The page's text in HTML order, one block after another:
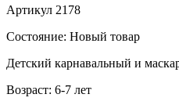
Артикул 2178
Состояние: Новый товар
Детский карнавальный и
Возраст: 6-7 лет